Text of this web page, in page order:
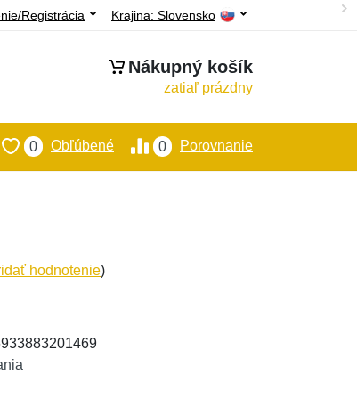
Krajina: Slovensko
Registrácia
Nákupný košík
zatiaľ prázdny
0 Porovnanie
0 Obľúbené
hodnotenie)